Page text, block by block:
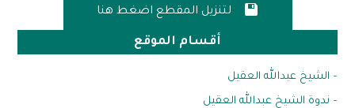
 لتنزيل المقطع اضغط هنا
أقسام الموقع
– الشيخ عبدالله العقيل
– ندوة الشيخ عبدالله العقيل